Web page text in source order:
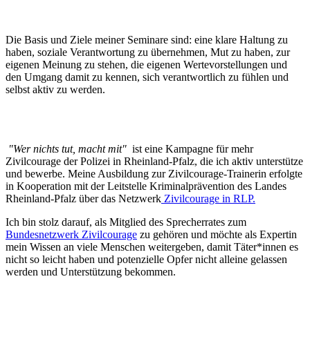
Die Basis und Ziele meiner Seminare sind: eine klare Haltung zu
haben, soziale Verantwortung zu übernehmen, Mut zu haben, zur
eigenen Meinung zu stehen, die eigenen Wertevorstellungen und
den Umgang damit zu kennen, sich verantwortlich zu fühlen und
selbst aktiv zu werden.
"Wer nichts tut, macht mit" ist eine Kampagne für mehr
Zivilcourage der Polizei in Rheinland-Pfalz, die ich aktiv unterstütze
und bewerbe. Meine Ausbildung zur Zivilcourage-Trainerin erfolgte
in Kooperation mit der Leitstelle Kriminalprävention des Landes
Rheinland-Pfalz über das Netzwerk Zivilcourage in RLP.
Ich bin stolz darauf, als Mitglied des Sprecherrates zum
Bundesnetzwerk Zivilcourage zu gehören und möchte als Expertin
mein Wissen an viele Menschen weitergeben, damit Täter*innen es
nicht so leicht haben und potenzielle Opfer nicht alleine gelassen
werden und Unterstützung bekommen.